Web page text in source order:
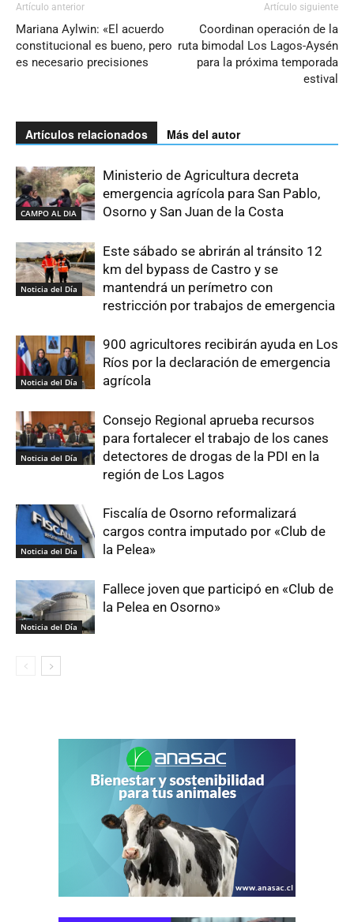
Artículo anterior
Mariana Aylwin: «El acuerdo
constitucional es bueno, pero
es necesario precisiones
Artículo siguiente
Coordinan operación de la
ruta bimodal Los Lagos-Aysén
para la próxima temporada
estival
Artículos relacionados Más del autor
CAMPO AL DIA
Ministerio de Agricultura decreta
emergencia agrícola para San Pablo,
Osorno y San Juan de la Costa
Noticia del Día
Este sábado se abrirán al tránsito 12
km del bypass de Castro y se
mantendrá un perímetro con
restricción por trabajos de emergencia
Noticia del Día
900 agricultores recibirán ayuda en Los
Ríos por la declaración de emergencia
agrícola
Noticia del Día
Consejo Regional aprueba recursos
para fortalecer el trabajo de los canes
detectores de drogas de la PDI en la
región de Los Lagos
Noticia del Día
Fiscalía de Osorno reformalizará
cargos contra imputado por «Club de
la Pelea»
Noticia del Día
Fallece joven que participó en «Club de
la Pelea en Osorno»